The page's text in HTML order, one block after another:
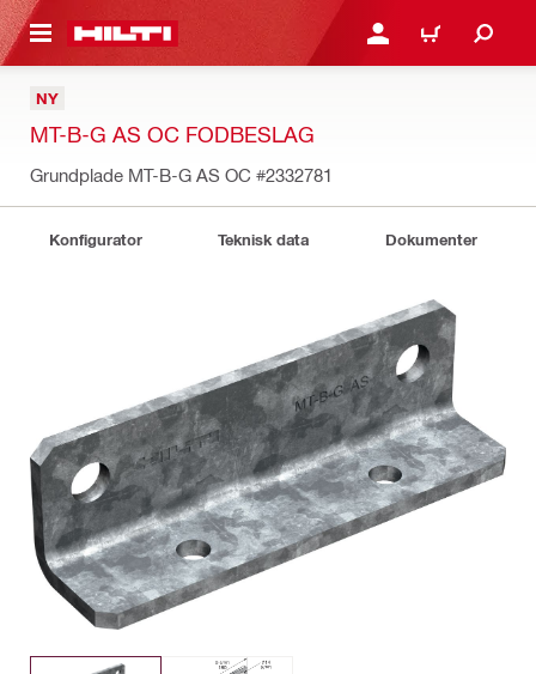
HOVEDINDHOLD LOG IND ELLER
INDKØBSKURV
NY
MT-B-G AS OC FODBESLAG
Grundplade MT-B-G AS OC #2332781
Konfigurator Teknisk data Dokumenter